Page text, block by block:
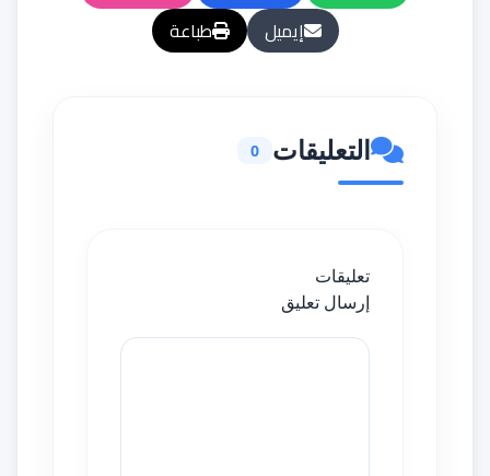
إيميل
طباعة
التعليقات 0
تعليقات
إرسال تعليق